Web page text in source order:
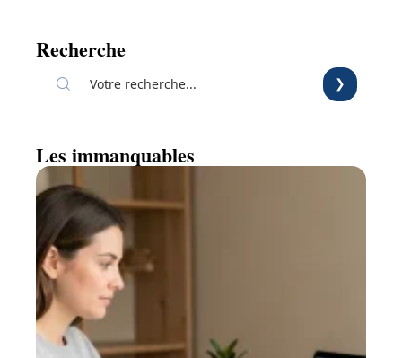
Recherche
Les immanquables